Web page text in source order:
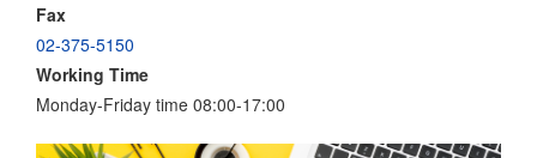
Fax
02-375-5150
Working Time
Monday-Friday time 08:00-17:00